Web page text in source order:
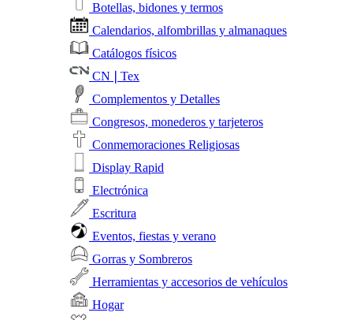
Botellas, bidones y termos
Calendarios, alfombrillas y almanaques
Catálogos físicos
CN❘Tex
Complementos y Detalles
Congresos, monederos y tarjeteros
Conmemoraciones Religiosas
Display Rapid
Electrónica
Escritura
Eventos, fiestas y verano
Gorras y Sombreros
Herramientas y accesorios de vehículos
Hogar